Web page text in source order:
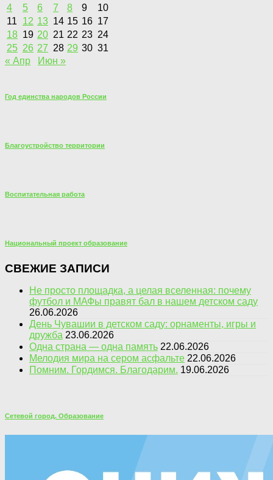
4
5 6 7 8 9
10
11
12 13 14 15 16 17
18 19 20 21 22 23 24
25 26 27 28 29 30 31
« Апр
Июн »
Год единства народов России
Благоустройство территории
Воспитательная работа
Национальный проект образование
СВЕЖИЕ ЗАПИСИ
Не просто площадка, а целая вселенная: почему
футбол и МАФы правят бал в нашем детском саду
26.06.2026
День Чувашии в детском саду: орнаменты, игры и
дружба 23.06.2026
Одна страна — одна память 22.06.2026
Мелодия мира на сером асфальте 22.06.2026
Помним. Гордимся. Благодарим. 19.06.2026
Сетевой город. Образование